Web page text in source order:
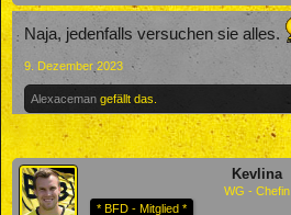
Naja, jedenfalls versuchen sie alles.
9. Dezember 2023
Alexaceman gefällt das.
Kevlina
WG - Chefin
* BFD - Mitglied *